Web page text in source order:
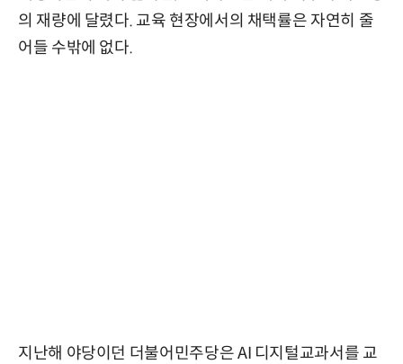
의 재량에 달렸다. 교육 현장에서의 채택률은 자연히 줄
어들 수밖에 없다.
지난해 야당이던 더불어민주당은 AI 디지털교과서를 교